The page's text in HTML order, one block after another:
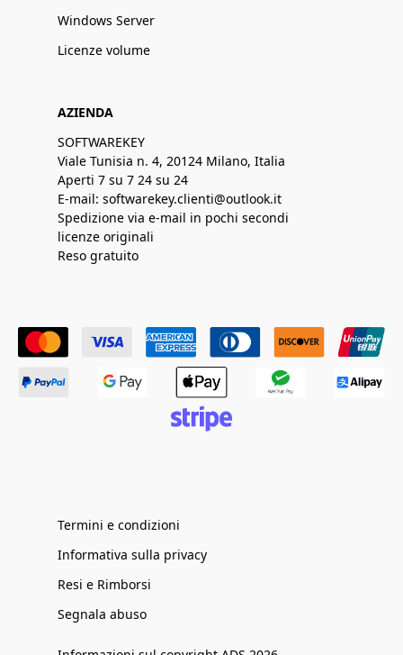
Windows Server
Licenze volume
AZIENDA
SOFTWAREKEY
Viale Tunisia n. 4, 20124 Milano, Italia
Aperti 7 su 7 24 su 24
E-mail: softwarekey.clienti@outlook.it
Spedizione via e-mail in pochi secondi
licenze originali
Reso gratuito
Termini e condizioni
Informativa sulla privacy
Resi e Rimborsi
Segnala abuso